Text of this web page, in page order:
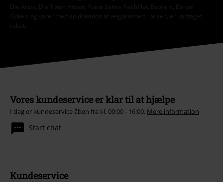
Die Ärzte, Die Toten Hosen, Feine Sahne Fischfilet, Broilers, Böhse
Onkelz og varer med en donation til velgørenhed i prisen, er undtaget
rabat.
Vores kundeservice er klar til at hjælpe
I dag er kundeservice åben fra kl. 09:00 - 16:00. Mere information
Start chat
Kundeservice